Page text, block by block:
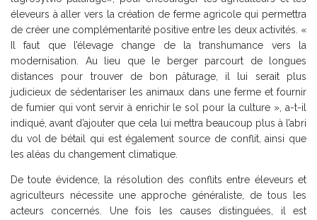
éleveurs à aller vers la création de ferme agricole qui permettra
de créer une complémentarité positive entre les deux activités. «
Il faut que l’élevage change de la transhumance vers la
modernisation. Au lieu que le berger parcourt de longues
distances pour trouver de bon pâturage, il lui serait plus
judicieux de sédentariser les animaux dans une ferme et fournir
de fumier qui vont servir à enrichir le sol pour la culture », a-t-il
indiqué, avant d’ajouter que cela lui mettra beaucoup plus à l’abri
du vol de bétail qui est également source de conflit, ainsi que
les aléas du changement climatique.
De toute évidence, la résolution des conflits entre éleveurs et
agriculteurs nécessite une approche généraliste, de tous les
acteurs concernés. Une fois les causes distinguées, il est